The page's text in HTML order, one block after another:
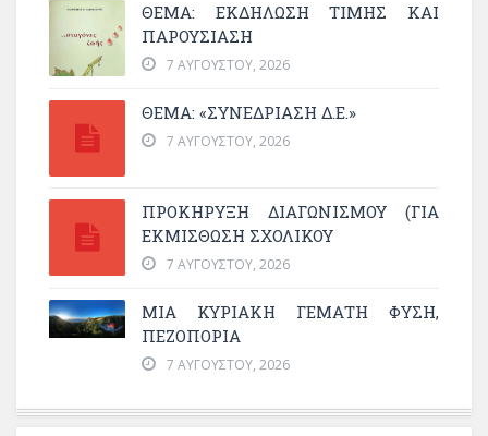
ΘΈΜΑ: ΕΚΔΉΛΩΣΗ ΤΙΜΉΣ ΚΑΙ
ΠΑΡΟΥΣΊΑΣΗ
7 ΑΥΓΟΎΣΤΟΥ, 2026
ΘΕΜΑ: «ΣΥΝΕΔΡΊΑΣΗ Δ.Ε.»
7 ΑΥΓΟΎΣΤΟΥ, 2026
ΠΡΟΚΗΡΥΞΗ ΔΙΑΓΩΝΙΣΜΟΥ (ΓΙΑ
ΕΚΜΊΣΘΩΣΗ ΣΧΟΛΙΚΟΎ
7 ΑΥΓΟΎΣΤΟΥ, 2026
ΜΙΑ ΚΥΡΙΑΚΉ ΓΕΜΆΤΗ ΦΎΣΗ,
ΠΕΖΟΠΟΡΊΑ
7 ΑΥΓΟΎΣΤΟΥ, 2026